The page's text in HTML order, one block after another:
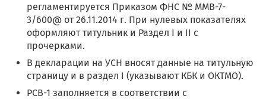
регламентируется Приказом ФНС № ММВ-7-
3/600@ от 26.11.2014 г. При нулевых показателях
оформляют титульник и Раздел I и II с
прочерками.
В декларации на УСН вносят данные на титульную
страницу и в раздел I (указывают КБК и ОКТМО).
РСВ-1 заполняется в соответствии с